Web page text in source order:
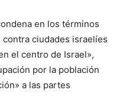
en los términos
contra ciudades israelíes
el centro de Israel»,
por la población
a las partes